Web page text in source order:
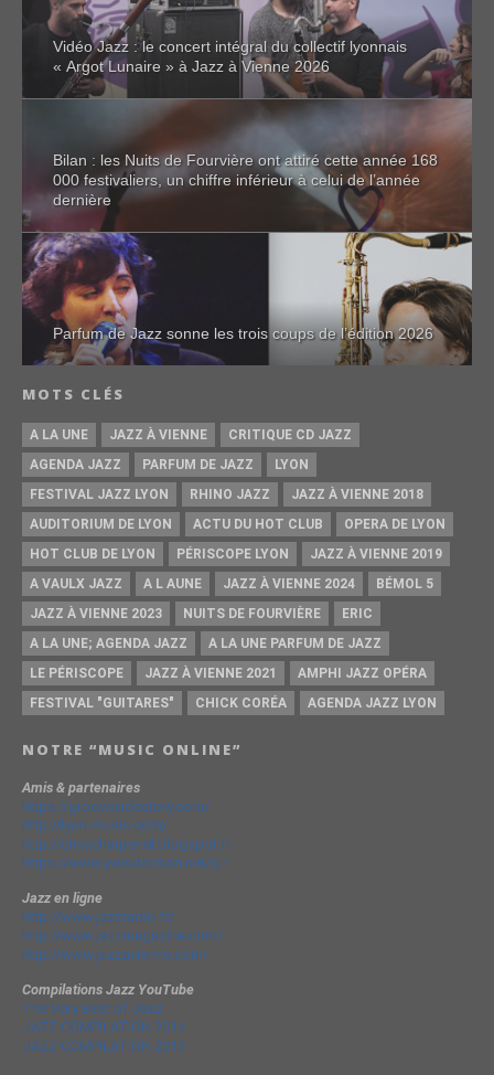
Vidéo Jazz : le concert intégral du collectif lyonnais
« Argot Lunaire » à Jazz à Vienne 2026
Bilan : les Nuits de Fourvière ont attiré cette année 168
000 festivaliers, un chiffre inférieur à celui de l’année
dernière
Parfum de Jazz sonne les trois coups de l’édition 2026
MOTS CLÉS
A LA UNE JAZZ À VIENNE
CRITIQUE CD JAZZ
AGENDA JAZZ
PARFUM DE JAZZ
LYON
FESTIVAL JAZZ LYON
RHINO JAZZ
JAZZ À VIENNE 2018
AUDITORIUM DE LYON
ACTU DU HOT CLUB
OPERA DE LYON
HOT CLUB DE LYON
PÉRISCOPE LYON
JAZZ À VIENNE 2019
A VAULX JAZZ
A L AUNE JAZZ À VIENNE 2024
BÉMOL 5
JAZZ À VIENNE 2023
NUITS DE FOURVIÈRE
ERIC
A LA UNE; AGENDA JAZZ
A LA UNE PARFUM DE JAZZ
LE PÉRISCOPE
JAZZ À VIENNE 2021
AMPHI JAZZ OPÉRA
FESTIVAL "GUITARES"
CHICK CORÉA AGENDA JAZZ LYON
NOTRE “MUSIC ONLINE”
Amis & partenaires
https://groovesidestory.com/
http://lyon-music.com/
http://chrischarpenel.blogspot.fr
https://www.yvesdorison.net/q-r
Jazz en ligne
http://www.jazzradio.fr/
http://www.jazzmagazine.com/
http://www.jazzavienne.com/
Compilations Jazz YouTube
The Very Best of Jazz
JAZZ COMPILATION 2014
JAZZ COMPILATION 2013